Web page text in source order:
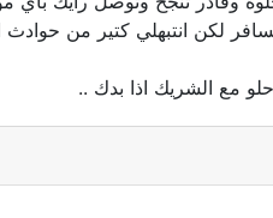
لكن انتبهلي كتير من
مع الشريك اذا بدك ..